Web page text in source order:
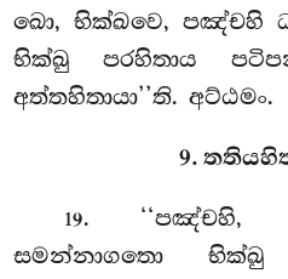
ඛො, භික්ඛවෙ, පඤ්චහි
භික්ඛු පරහිතාය
අත්තහිතායා’’ති. අට්ඨමං.
9.
19. ‘‘පඤ්චහි,
සමන්නාගතො භික්ඛු